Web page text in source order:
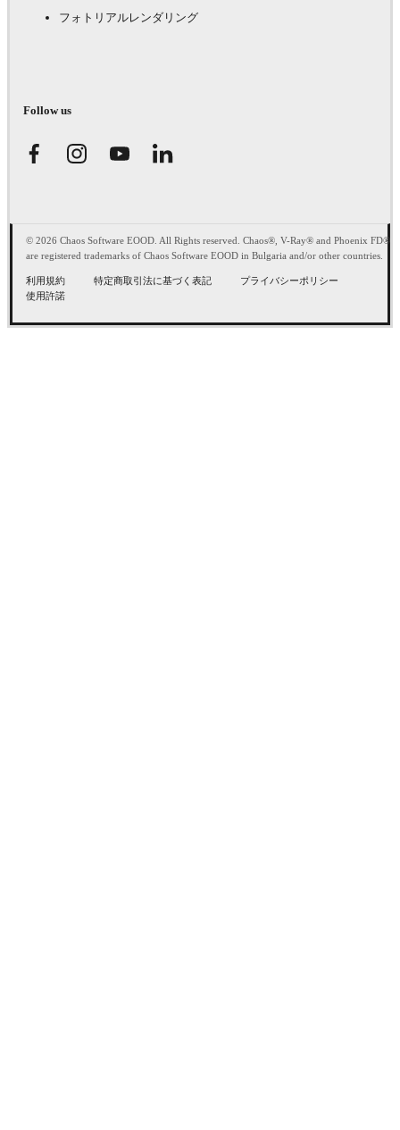
フォトリアルレンダリング
Follow us
© 2026 Chaos Software EOOD. All Rights reserved. Chaos®, V-Ray® and Phoenix FD®
are registered trademarks of Chaos Software EOOD in Bulgaria and/or other countries.
利用規約 特定商取引法に基づく表記
プライバシーポリシー
使用許諾